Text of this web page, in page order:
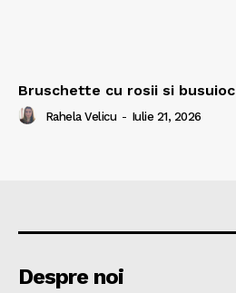
Bruschette cu rosii si busuioc
Rahela Velicu - Iulie 21, 2026
Despre noi